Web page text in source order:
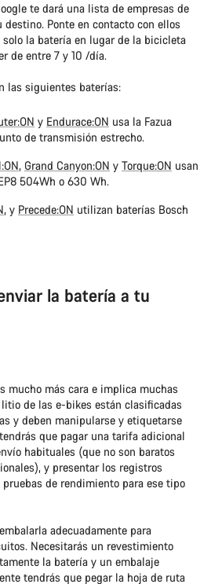
te dará una lista de empresas de
Ponte en contacto con ellos
la batería en lugar de la bicicleta
de entre 7 y 10 /día.
las siguientes baterías:
y Endurace:ON usa la Fazua
de transmisión estrecho.
, Grand Canyon:ON y Torque:ON usan
504Wh o 630 Wh.
, y Precede:ON utilizan baterías Bosch
la batería a tu
mucho más cara e implica muchas
de las e-bikes están clasificadas
y deben manipularse y etiquetarse
que pagar una tarifa adicional
habituales (que no son baratos
y presentar los registros
de rendimiento para ese tipo
adecuadamente para
Necesitarás un revestimiento
la batería y un embalaje
tendrás que pegar la hoja de ruta